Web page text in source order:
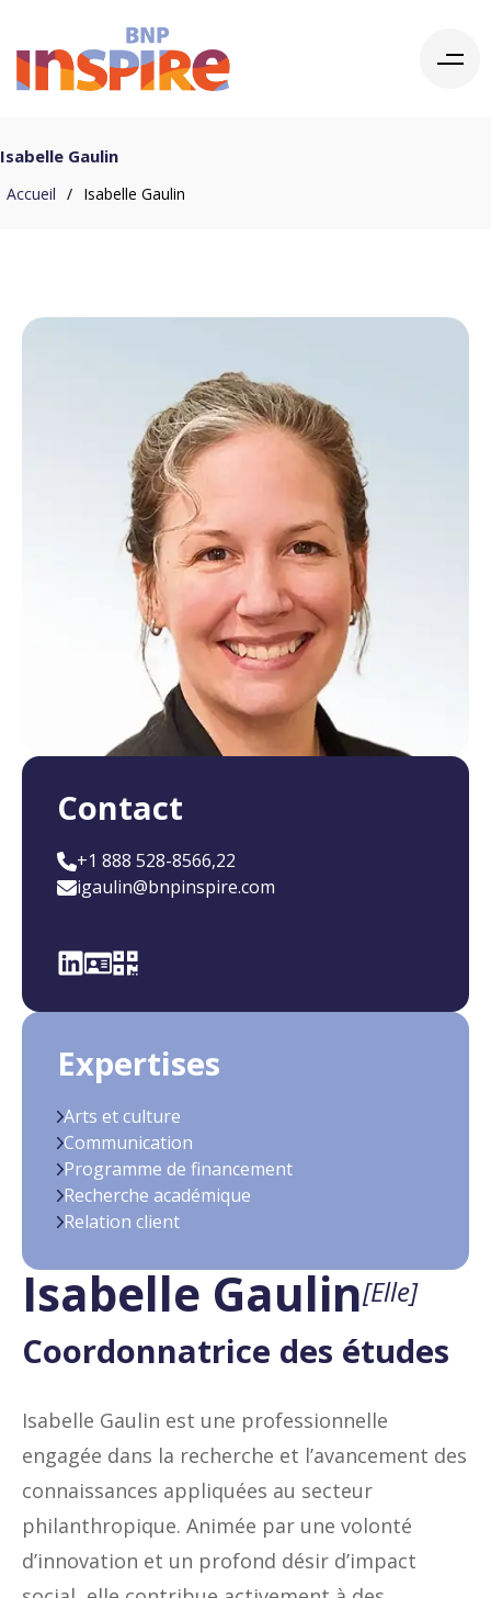
Isabelle Gaulin
Accueil / Isabelle Gaulin
Contact
+1 888 528-8566,22
igaulin@bnpinspire.com
Expertises
Arts et culture
Communication
Programme de financement
Recherche académique
Relation client
Isabelle Gaulin[Elle]
Coordonnatrice des études
Isabelle Gaulin est une professionnelle
engagée dans la recherche et l’avancement des
connaissances appliquées au secteur
philanthropique. Animée par une volonté
d’innovation et un profond désir d’impact